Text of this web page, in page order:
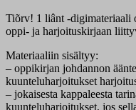
Tiõrv! 1 liânt -digimateriaali
oppi- ja harjoituskirjaan
Materiaaliin sisältyy:
– oppikirjan johdannon
kuunteluharjoitukset
– jokaisesta kappaleesta
kuunteluharjoitukset, jos